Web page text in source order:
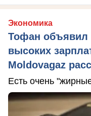
Экономика
Тофан объявил
высоких
Moldovagaz
Есть очень